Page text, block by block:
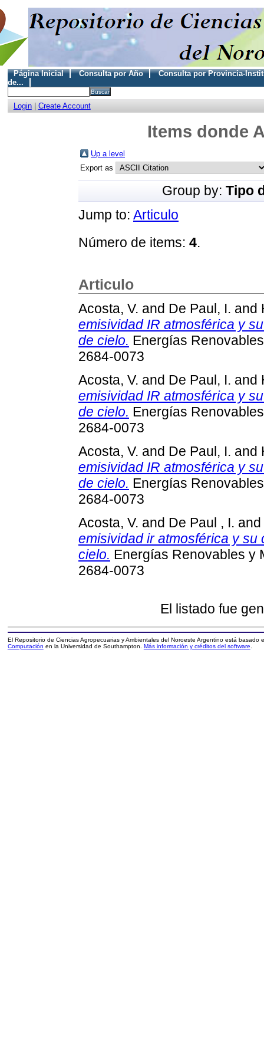
Página Inicial Consulta por Año
Consulta por Provincia-
de...
Login| Create Account
Items donde
Up a level
Export as
Group by: Tipo
Jump to: Articulo
Número de items: 4.
Articulo
Acosta, V. and De Paul, I. and
emisividad IR atmosférica y
de cielo. Energías
2684-0073
Acosta, V. and De Paul, I. and
emisividad IR atmosférica y
de cielo. Energías
2684-0073
Acosta, V. and De Paul, I. and
emisividad IR atmosférica y
de cielo. Energías
2684-0073
Acosta, V. and De Paul , I. and
emisividad ir atmosférica y
cielo. Energías Renovables y
2684-0073
El listado fue
El Repositorio de Ciencias Agropecuarias y Ambientales del Noroeste Argentino está basado
Computación en la Universidad de Southampton. Más información y créditos del software